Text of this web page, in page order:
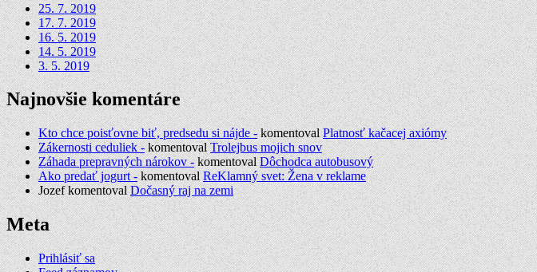
25. 7. 2019
17. 7. 2019
16. 5. 2019
14. 5. 2019
3. 5. 2019
Najnovšie komentáre
Kto chce poisťovne biť, predsedu si nájde -komentovalPlatnosť kačacej axiómy
Zákernosti ceduliek -komentovalTrolejbus mojich snov
Záhada prepravných nárokov -komentovalDôchodca autobusový
Ako predať jogurt -komentovalReKlamný svet: Žena v reklame
JozefkomentovalDočasný raj na zemi
Meta
Prihlásiť sa